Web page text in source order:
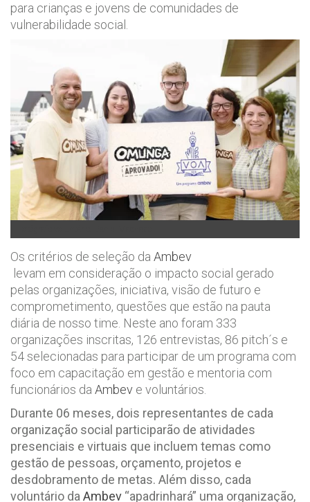
para crianças e jovens de comunidades de
vulnerabilidade social.
Os critérios de seleção da Ambev
levam em consideração o impacto social gerado
pelas organizações, iniciativa, visão de futuro e
comprometimento, questões que estão na pauta
diária de nosso time. Neste ano foram 333
organizações inscritas, 126 entrevistas, 86 pitch´s e
54 selecionadas para participar de um programa com
foco em capacitação em gestão e mentoria com
funcionários da Ambev e voluntários.
Durante 06 meses, dois representantes de cada
organização social participarão de atividades
presenciais e virtuais que incluem temas como
gestão de pessoas, orçamento, projetos e
desdobramento de metas. Além disso, cada
voluntário da Ambev “apadrinhará” uma organização,